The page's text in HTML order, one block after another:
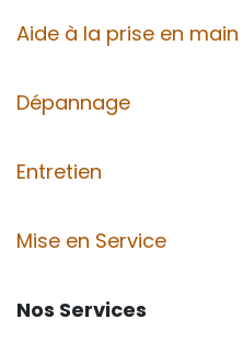
Aide à la prise en main
Dépannage
Entretien
Mise en Service
Nos Services